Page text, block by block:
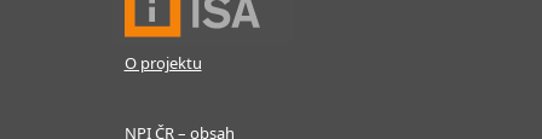
O projektu
NPI ČR – obsah